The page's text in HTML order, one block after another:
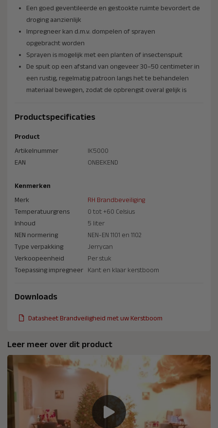
Een goed geventileerde en gestookte ruimte bevordert de
droging aanzienlijk
Impregneer kan d.m.v. dompelen of sprayen
opgebracht worden
Sprayen is mogelijk met een planten of insectenspuit
De spuit op een afstand van ongeveer 30–50 centimeter in
een rustig, regelmatig patroon langs het te behandelen
materiaal bewegen, zodat de opbrengst overal gelijk is
Productspecificaties
Product
Artikelnummer
IK5000
EAN
ONBEKEND
Kenmerken
Merk
RH Brandbeveiliging
Temperatuurgrens
0 tot +60 Celsius
Inhoud
5 liter
NEN normering
NEN-EN 1101 en 1102
Type verpakking
Jerrycan
Verkoopeenheid
Per stuk
Toepassing impregneer
Kant en klaar kerstboom
Downloads
Datasheet Brandveiligheid met uw Kerstboom
Leer meer over dit product